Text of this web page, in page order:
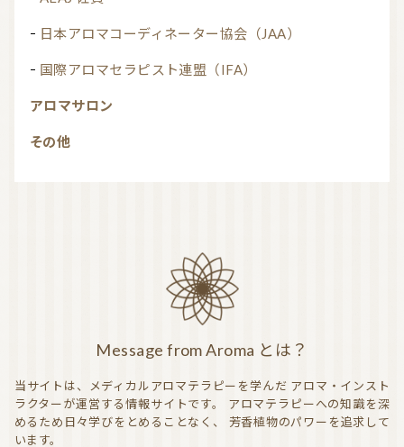
日本アロマコーディネーター協会（JAA）
国際アロマセラピスト連盟（IFA）
アロマサロン
その他
Message from Aroma とは？
当サイトは、メディカルアロマテラピーを学んだ アロマ・インスト
ラクターが運営する情報サイトです。
アロマテラピーへの知識を深
めるため日々学びをとめることなく、
芳香植物のパワーを追求して
います。